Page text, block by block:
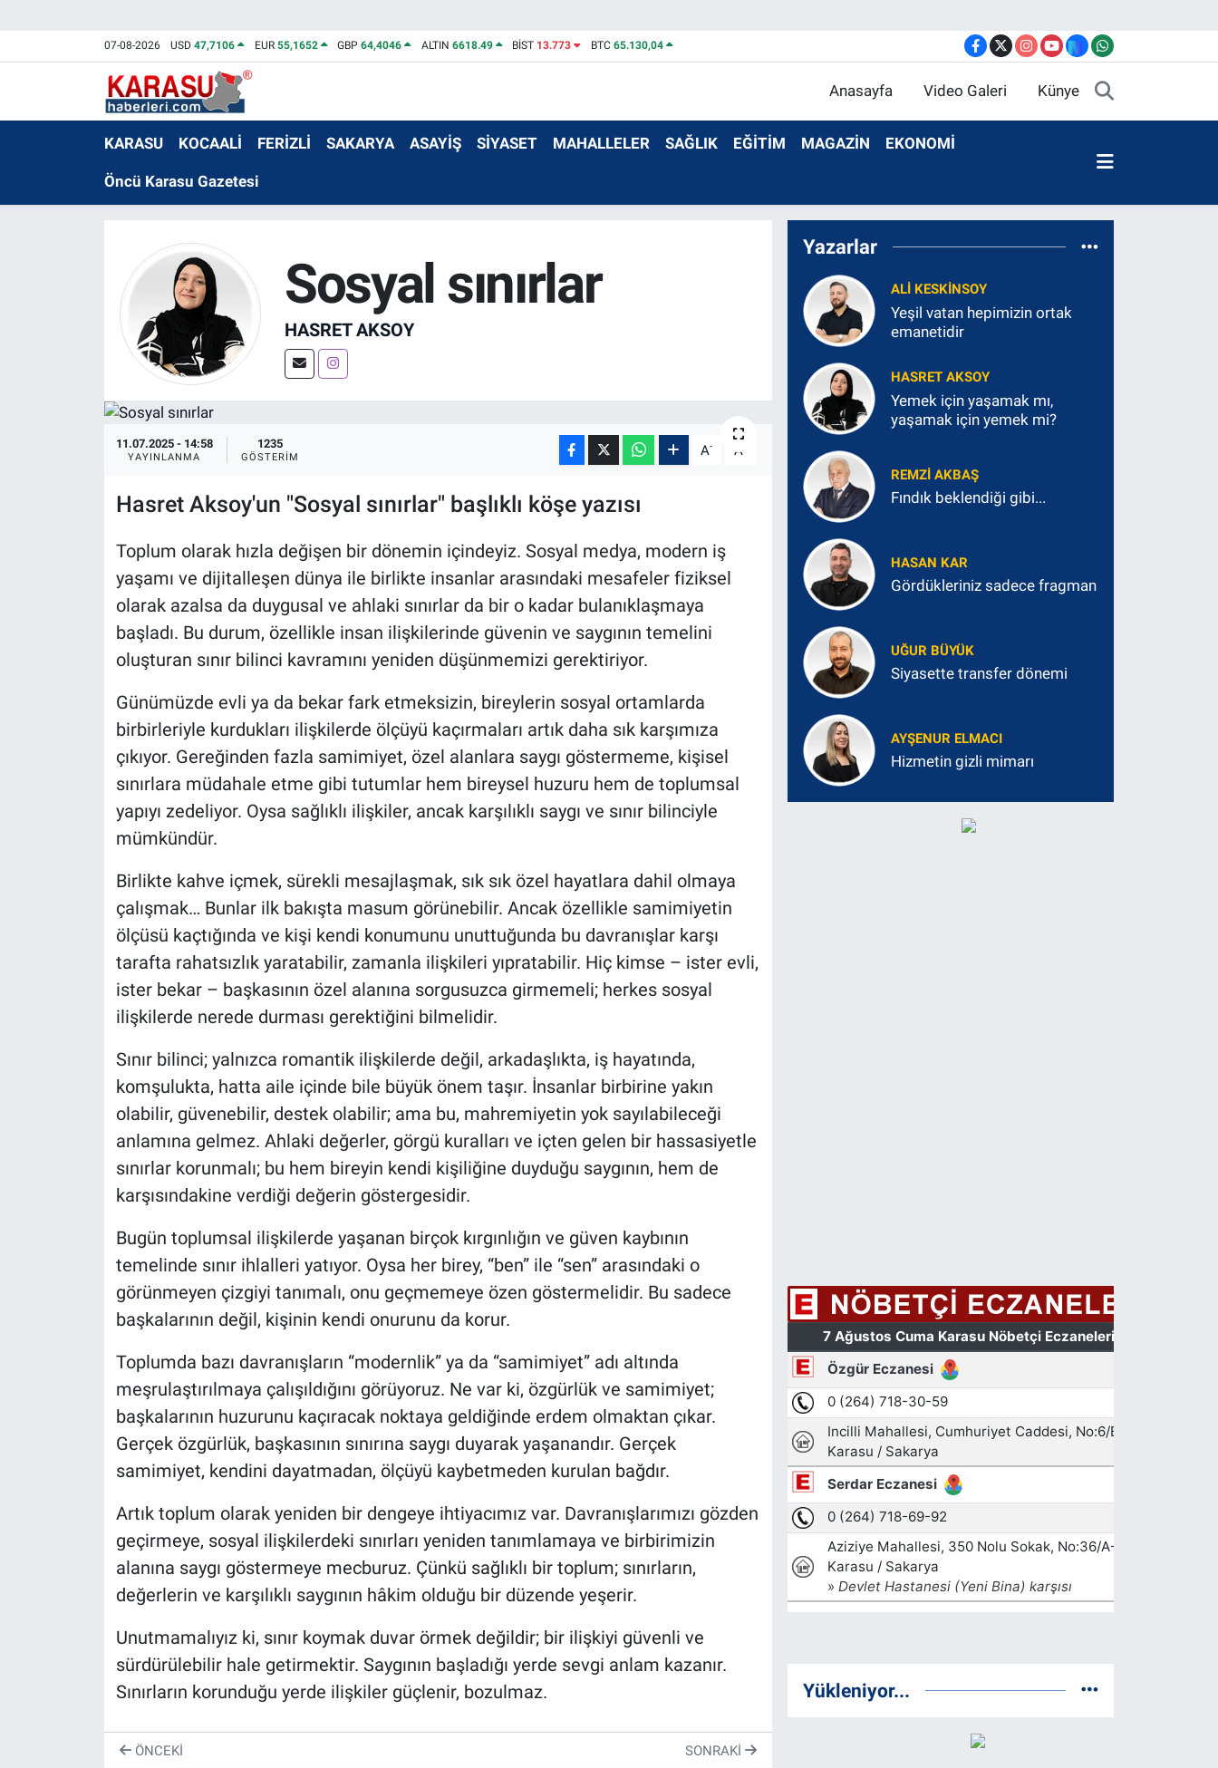
07-08-2026 USD47,7106 EUR 55,1652 GBP64,4046 ALTIN 6618.49 BİST 13.773 BTC 65.130,04
Anasayfa Video Galeri Künye
KARASU KOCAALİ FERİZLİ SAKARYA ASAYİŞ SİYASET MAHALLELER SAĞLIK EĞİTİM MAGAZİN EKONOMİ
Öncü Karasu Gazetesi
Sosyal sınırlar
HASRET AKSOY
11.07.2025 - 14:58
YAYINLANMA
1235
GÖSTERIM A- A
Hasret Aksoy'un "Sosyal sınırlar" başlıklı köşe yazısı
Toplum olarak hızla değişen bir dönemin içindeyiz. Sosyal medya, modern iş
yaşamı ve dijitalleşen dünya ile birlikte insanlar arasındaki mesafeler fiziksel
olarak azalsa da duygusal ve ahlaki sınırlar da bir o kadar bulanıklaşmaya
başladı. Bu durum, özellikle insan ilişkilerinde güvenin ve saygının temelini
oluşturan sınır bilinci kavramını yeniden düşünmemizi gerektiriyor.
Günümüzde evli ya da bekar fark etmeksizin, bireylerin sosyal ortamlarda
birbirleriyle kurdukları ilişkilerde ölçüyü kaçırmaları artık daha sık karşımıza
çıkıyor. Gereğinden fazla samimiyet, özel alanlara saygı göstermeme, kişisel
sınırlara müdahale etme gibi tutumlar hem bireysel huzuru hem de toplumsal
yapıyı zedeliyor. Oysa sağlıklı ilişkiler, ancak karşılıklı saygı ve sınır bilinciyle
mümkündür.
Birlikte kahve içmek, sürekli mesajlaşmak, sık sık özel hayatlara dahil olmaya
çalışmak… Bunlar ilk bakışta masum görünebilir. Ancak özellikle samimiyetin
ölçüsü kaçtığında ve kişi kendi konumunu unuttuğunda bu davranışlar karşı
tarafta rahatsızlık yaratabilir, zamanla ilişkileri yıpratabilir. Hiç kimse – ister evli,
ister bekar – başkasının özel alanına sorgusuzca girmemeli; herkes sosyal
ilişkilerde nerede durması gerektiğini bilmelidir.
Sınır bilinci; yalnızca romantik ilişkilerde değil, arkadaşlıkta, iş hayatında,
komşulukta, hatta aile içinde bile büyük önem taşır. İnsanlar birbirine yakın
olabilir, güvenebilir, destek olabilir; ama bu, mahremiyetin yok sayılabileceği
anlamına gelmez. Ahlaki değerler, görgü kuralları ve içten gelen bir hassasiyetle
sınırlar korunmalı; bu hem bireyin kendi kişiliğine duyduğu saygının, hem de
karşısındakine verdiği değerin göstergesidir.
Bugün toplumsal ilişkilerde yaşanan birçok kırgınlığın ve güven kaybının
temelinde sınır ihlalleri yatıyor. Oysa her birey, “ben” ile “sen” arasındaki o
görünmeyen çizgiyi tanımalı, onu geçmemeye özen göstermelidir. Bu sadece
başkalarının değil, kişinin kendi onurunu da korur.
Toplumda bazı davranışların “modernlik” ya da “samimiyet” adı altında
meşrulaştırılmaya çalışıldığını görüyoruz. Ne var ki, özgürlük ve samimiyet;
başkalarının huzurunu kaçıracak noktaya geldiğinde erdem olmaktan çıkar.
Gerçek özgürlük, başkasının sınırına saygı duyarak yaşanandır. Gerçek
samimiyet, kendini dayatmadan, ölçüyü kaybetmeden kurulan bağdır.
Artık toplum olarak yeniden bir dengeye ihtiyacımız var. Davranışlarımızı gözden
geçirmeye, sosyal ilişkilerdeki sınırları yeniden tanımlamaya ve birbirimizin
alanına saygı göstermeye mecburuz. Çünkü sağlıklı bir toplum; sınırların,
değerlerin ve karşılıklı saygının hâkim olduğu bir düzende yeşerir.
Unutmamalıyız ki, sınır koymak duvar örmek değildir; bir ilişkiyi güvenli ve
sürdürülebilir hale getirmektir. Saygının başladığı yerde sevgi anlam kazanır.
Sınırların korunduğu yerde ilişkiler güçlenir, bozulmaz.
ÖNCEKI SONRAKI
Yazarlar
ALI KESKINSOY
Yeşil vatan hepimizin ortak
emanetidir
HASRET AKSOY
Yemek için yaşamak mı,
yaşamak için yemek mi?
REMZI AKBAŞ
Fındık beklendiği gibi...
HASAN KAR
Gördükleriniz sadece fragman
UĞUR BÜYÜK
Siyasette transfer dönemi
AYŞENUR ELMACI
Hizmetin gizli mimarı
Yükleniyor...